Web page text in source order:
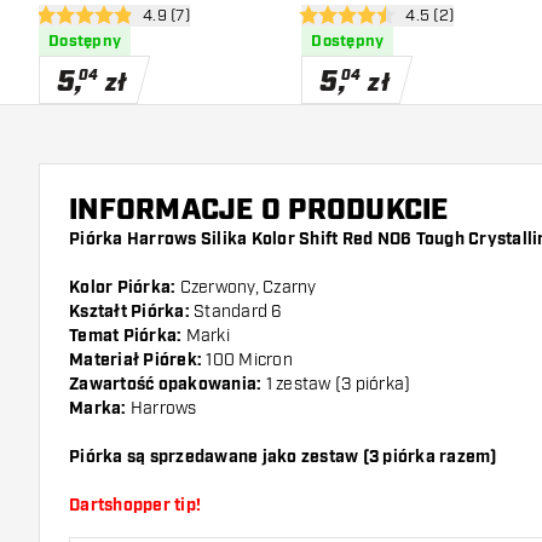
Crystalline Coatedotwórz panel recenzji
4.9 gwiazdki oceny
4.9 (7)
Dostępny
5,04 zł
Crystalline Coated
otwórz panel
4.5 gwiazdki oceny
4.5 (2)
Dostępny
5,04 zł
INFORMACJE O PRODUKCIE
Piórka Harrows Silika Kolor Shift Red NO6 Tough
Kolor Piórka: Czerwony, Czarny
Kształt Piórka: Standard 6
Temat Piórka: Marki
Materiał Piórek: 100 Micron
Zawartość opakowania: 1 zestaw (3 piórka)
Marka: Harrows
Piórka są sprzedawane jako zestaw (3 piórka razem)
Dartshopper tip!